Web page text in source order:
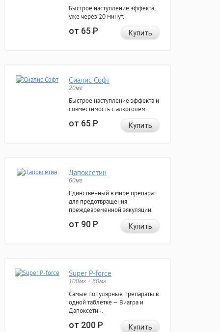
Быстрое наступление эффекта,
уже через 20 минут.
от 65Р Купить
Сиалис Софт
20мг
Быстрое наступление эффекта и
совместимость с алкоголем.
от 65Р Купить
Дапоксетин
60мг
Единственный в мире препарат
для предотвращения
преждевременной эякуляции.
от 90Р Купить
Super P-force
100мг + 60мг
Самые популярные препараты в
одной таблетке — Виагра и
Дапоксетин.
от 200Р Купить